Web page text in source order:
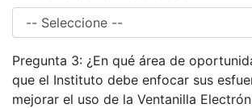
Pregunta 3: ¿En qué área de
que el Instituto debe enfocar sus
mejorar el uso de la Ventanilla